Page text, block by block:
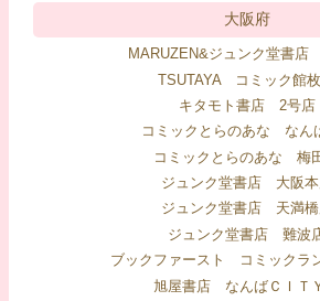
大阪府
MARUZEN&ジュンク堂書
TSUTAYA コミック館
キタモト書店 2号店
コミックとらのあな なん
コミックとらのあな 梅
ジュンク堂書店 大阪
ジュンク堂書店 天満
ジュンク堂書店 難波
ブックファースト コミックラ
旭屋書店 なんばＣＩＴ